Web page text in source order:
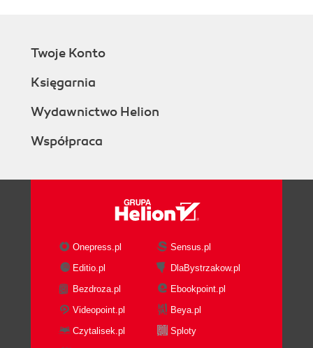
Twoje Konto
Księgarnia
Wydawnictwo Helion
Współpraca
Onepress.pl
Sensus.pl
Editio.pl
DlaBystrzakow.pl
Bezdroza.pl
Ebookpoint.pl
Videopoint.pl
Beya.pl
Czytalisek.pl
Sploty